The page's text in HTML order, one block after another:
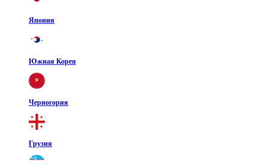
Япония
Южная Корея
Черногория
Грузия